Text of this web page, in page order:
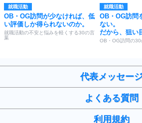
就職活動
OB・OG訪問が少なければ、低
い評価しか得られないのか。
就職活動の不安と悩みを軽くする30の言
葉
就職活動
OB・OG訪問
ない。
だから、狙い
OB・OG訪問の30
代表メッセー
よくある質問
利用規約